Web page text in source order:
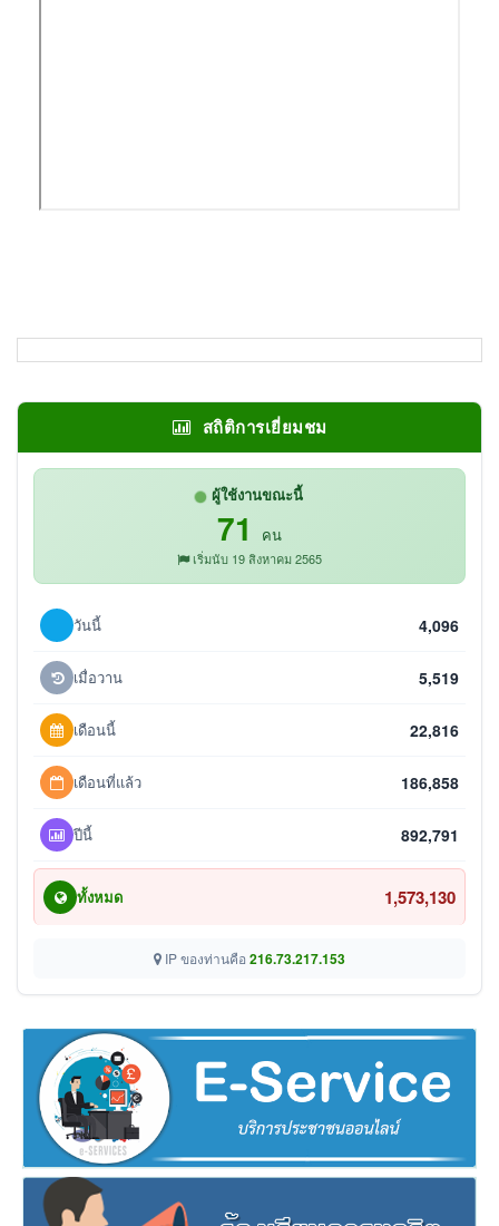
สถิติการเยี่ยมชม
ผู้ใช้งานขณะนี้
71 คน
เริ่มนับ 19 สิงหาคม 2565
วันนี้ 4,096
เมื่อวาน 5,519
เดือนนี้ 22,816
เดือนที่แล้ว 186,858
ปีนี้ 892,791
ทั้งหมด 1,573,130
IP ของท่านคือ 216.73.217.153